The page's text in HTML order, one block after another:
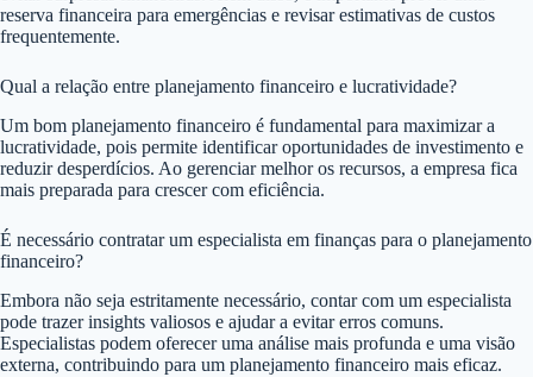
reserva financeira para emergências e revisar estimativas de custos
frequentemente.
Qual a relação entre planejamento financeiro e lucratividade?
Um bom planejamento financeiro é fundamental para maximizar a
lucratividade, pois permite identificar oportunidades de investimento e
reduzir desperdícios. Ao gerenciar melhor os recursos, a empresa fica
mais preparada para crescer com eficiência.
É necessário contratar um especialista em finanças para o planejamento
financeiro?
Embora não seja estritamente necessário, contar com um especialista
pode trazer insights valiosos e ajudar a evitar erros comuns.
Especialistas podem oferecer uma análise mais profunda e uma visão
externa, contribuindo para um planejamento financeiro mais eficaz.